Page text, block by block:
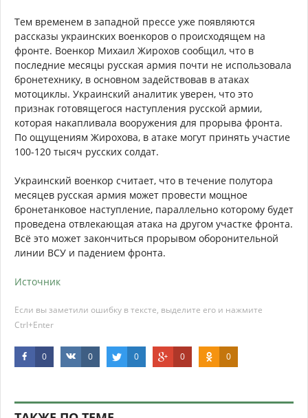
Тем временем в западной прессе уже появляются
рассказы украинских военкоров о происходящем на
фронте. Военкор Михаил Жирохов сообщил, что в
последние месяцы русская армия почти не использовала
бронетехнику, в основном задействовав в атаках
мотоциклы. Украинский аналитик уверен, что это
признак готовящегося наступления русской армии,
которая накапливала вооружения для прорыва фронта.
По ощущениям Жирохова, в атаке могут принять участие
100-120 тысяч русских солдат.
Украинский военкор считает, что в течение полутора
месяцев русская армия может провести мощное
бронетанковое наступление, параллельно которому будет
проведена отвлекающая атака на другом участке фронта.
Всё это может закончиться прорывом оборонительной
линии ВСУ и падением фронта.
Источник
Если вы заметили ошибку в тексте, выделите его и нажмите
Ctrl+Enter
0 0 0 0 0